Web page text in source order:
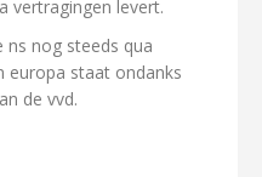
vertragingen levert.
ns nog steeds qua
europa staat ondanks
de vvd.